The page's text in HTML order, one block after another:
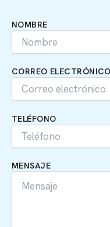
NOMBRE
CORREO ELECTRÓNICO
TELÉFONO
MENSAJE